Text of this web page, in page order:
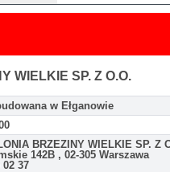
WIELKIE SP. Z O.O.
w Ełganowie
BRZEZINY WIELKIE SP. Z
142B , 02-305 Warszawa
02 37